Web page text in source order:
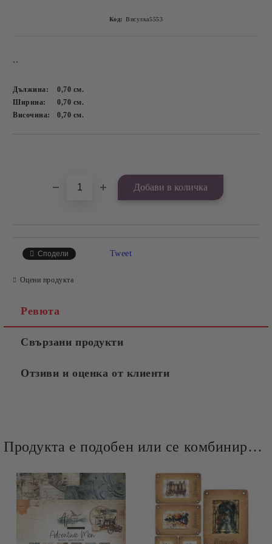
Код: Висулка5553
..
Дължина: 0,70 см.
Ширина:
0,70 см.
Височина:
0,70 см.
Сподели Tweet
Оцени продукта
Ревюта
Свързани продукти
Отзиви и оценка от клиенти
Продукта е подобен или се комбинира добре и със следните продукти :